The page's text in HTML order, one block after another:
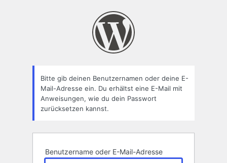
Bitte gib deinen Benutzernamen oder deine E-
Mail-Adresse ein. Du erhältst eine E-Mail mit
Anweisungen, wie du dein Passwort
zurücksetzen kannst.
Benutzername oder E-Mail-Adresse